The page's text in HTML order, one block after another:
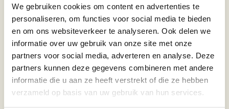
We gebruiken cookies om content en advertenties te
personaliseren, om functies voor social media te bieden
en om ons websiteverkeer te analyseren. Ook delen we
informatie over uw gebruik van onze site met onze
partners voor social media, adverteren en analyse. Deze
partners kunnen deze gegevens combineren met andere
informatie die u aan ze heeft verstrekt of die ze hebben
verzameld op basis van uw gebruik van hun services.
Voorwaarde
Ik meld mij aan voor de workshop op zondag 15 september van 16:30 tot
17:30 uur en meld mij als dat nodig is 48 uur van te voren af via
info@weerproof.nl